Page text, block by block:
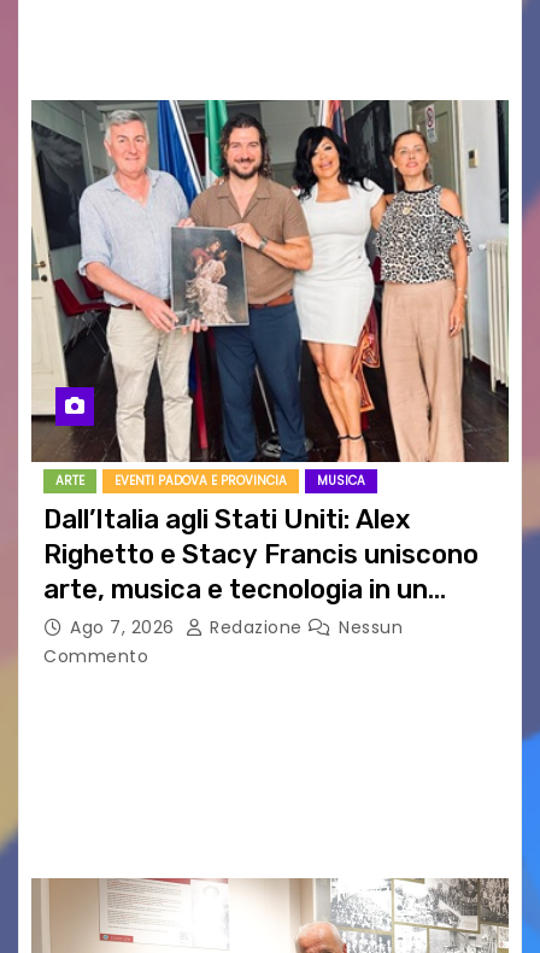
ARTE EVENTI PADOVA E PROVINCIA MUSICA
Dall’Italia agli Stati Uniti: Alex
Righetto e Stacy Francis uniscono
arte, musica e tecnologia in un
nuovo progetto internazionale”
Ago 7, 2026 Redazione
Nessun
Commento